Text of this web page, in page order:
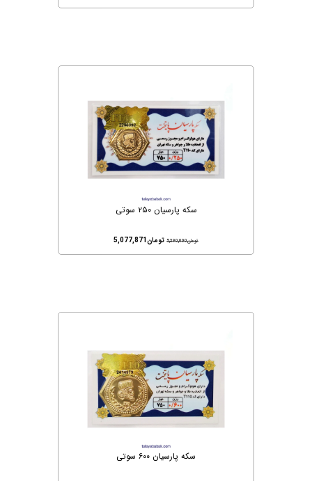
سکه پارسیان ۲۵۰ سوتی
تومان5,290,000 تومان5,077,871
سکه پارسیان ۶۰۰ سوتی